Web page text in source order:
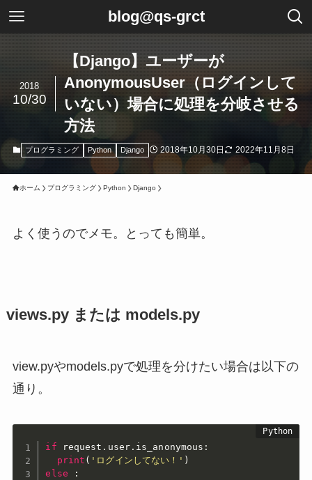
blog@qs-grct
【Django】ユーザーが
AnonymousUser（ログインして
いない）場合に処理を分岐させる
方法
2018
10/30
プログラミング Python Django 2018年10月30日 2022年11月8日
ホーム プログラミング Python Django
よく使うのでメモ。とっても簡単。
views.py または models.py
view.pyやmodels.pyで処理を分けたい場合は以下の
通り。
if request . user. is_anonymous :
print ( 'ログインしてない！' )
else
: